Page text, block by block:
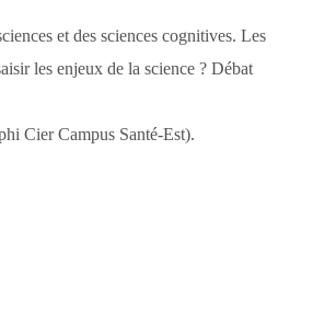
et des sciences cognitives. Les
les enjeux de la science ? Débat
Cier Campus Santé-Est).